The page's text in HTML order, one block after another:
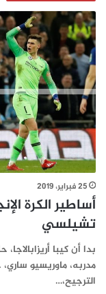
25 فبراير، 2019
أساطير الكرة
تشيلسي
بدا أن كيبا
مدربه، ماوريسيو
الترجيح،…